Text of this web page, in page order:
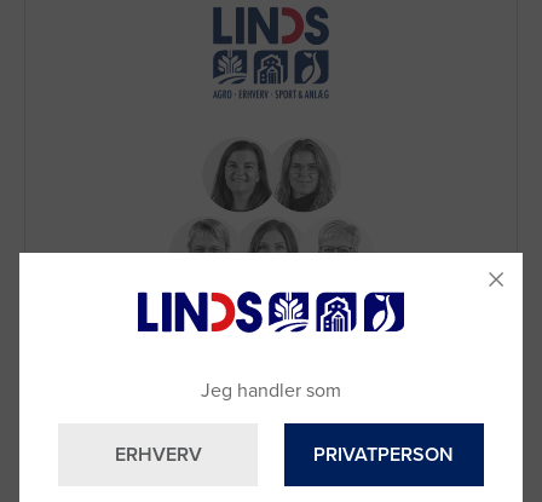
Brug for hjælp?
Du kan også kontakte din lokale sælger
–
se oversigten her
Jeg handler som
ERHVERV PRIVATPERSON